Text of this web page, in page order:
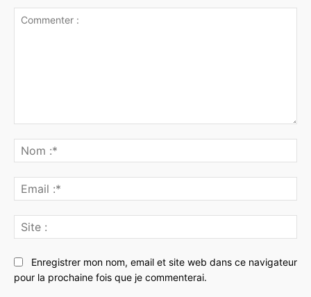
:*
:*
:
Enregistrer mon nom, email et site web dans ce navigateur
pour la prochaine fois que je commenterai.